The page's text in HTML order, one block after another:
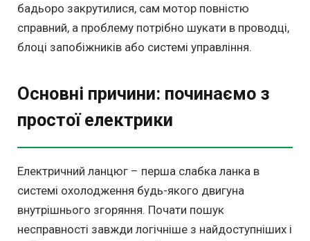
бадьоро закрутилися, сам мотор повністю
справний, а проблему потрібно шукати в проводці,
блоці запобіжників або системі управління.
Основні причини: починаємо з
простої електрики
Електричний ланцюг – перша слабка ланка в
системі охолодження будь-якого двигуна
внутрішнього згоряння. Почати пошук
несправності завжди логічніше з найдоступніших і